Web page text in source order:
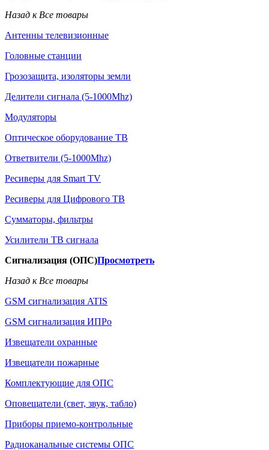
Назад к Все товары
Антенны телевизионные
Головные станции
Грозозащита, изоляторы земли
Делители сигнала (5-1000Mhz)
Модуляторы
Оптическое оборудование ТВ
Ответвители (5-1000Mhz)
Ресиверы для Smart TV
Ресиверы для Цифрового ТВ
Сумматоры, фильтры
Усилители ТВ сигнала
Сигнализация (ОПС)Просмотреть
Назад к Все товары
GSM сигнализация ATIS
GSM сигнализация ИПРо
Извещатели охранные
Извещатели пожарные
Комплектующие для ОПС
Оповещатели (свет, звук, табло)
Приборы приемо-контрольные
Радиоканальные системы ОПС